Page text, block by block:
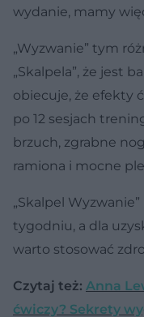
wydanie, mamy
„Wyzwanie” tym
„Skalpela”, że jest
obiecuje, że efekty
po 12 sesjach
brzuch, zgrabne
ramiona i mocne
„Skalpel
tygodniu, a dla
warto stosować
Czytaj też: Anna
ćwiczy? Sekrety